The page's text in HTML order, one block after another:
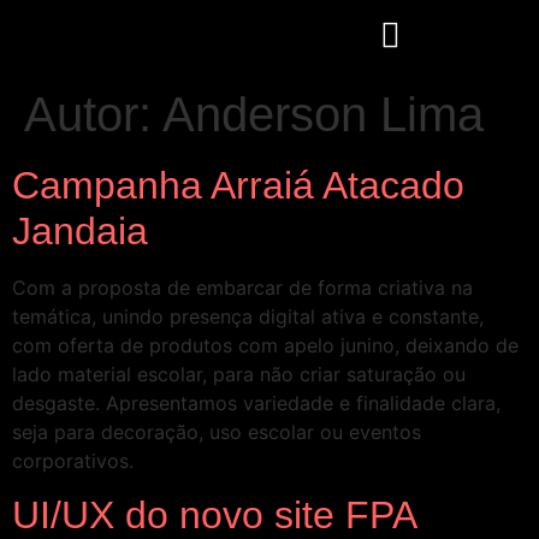
Autor: Anderson Lima
Campanha Arraiá Atacado
Jandaia
Com a proposta de embarcar de forma criativa na
temática, unindo presença digital ativa e constante,
com oferta de produtos com apelo junino, deixando de
lado material escolar, para não criar saturação ou
desgaste. Apresentamos variedade e finalidade clara,
seja para decoração, uso escolar ou eventos
corporativos.
UI/UX do novo site FPA